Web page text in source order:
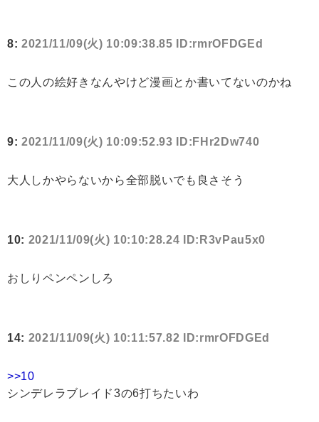
8: 2021/11/09(火) 10:09:38.85 ID:rmrOFDGEd
この人の絵好きなんやけど漫画とか書いてないのかね
9: 2021/11/09(火) 10:09:52.93 ID:FHr2Dw740
大人しかやらないから全部脱いでも良さそう
10: 2021/11/09(火) 10:10:28.24 ID:R3vPau5x0
おしりペンペンしろ
14: 2021/11/09(火) 10:11:57.82 ID:rmrOFDGEd
>>10
シンデレラブレイド3の6打ちたいわ